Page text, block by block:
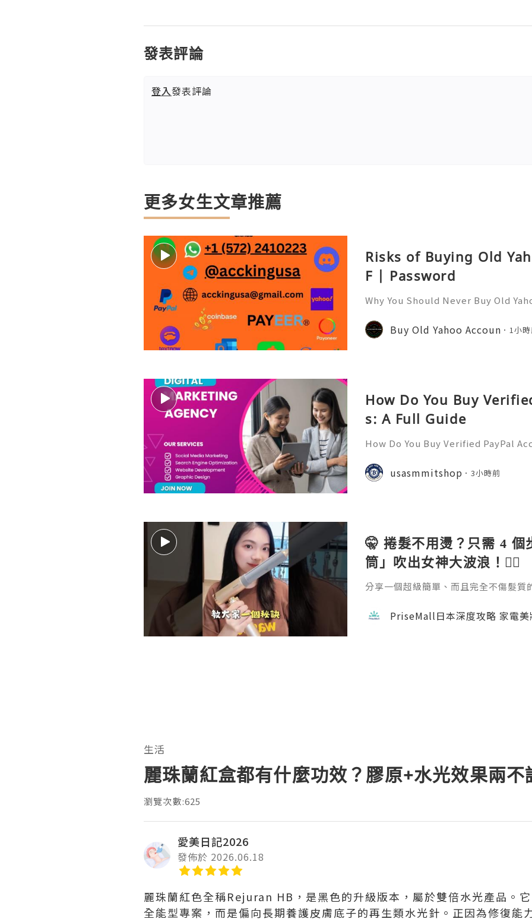
發表評論
登入發表評論
更多女生文章推薦
Risks of Buying Old
F | Password
Why You Should Never Buy Old
onal communication, business
ccount recovery. Because of
Buy Old Yahoo Accoun 1小
How Do You Buy
s: A Full Guide
How Do You Buy Verified PayPal
orms, used by individuals,
usinesses, and organiza
usasmmitshop 3小時前
🤫 捲髮不用燙？只需 4 個
筒」吹出女神大波浪！💇‍♀️
分享一個超級簡單、而且完全不傷髮
成。過程完全不會像電熱捲那樣灼熱
自然。如果你也擔心燙髮傷頭髮，這
PriseMall日本深度攻略 家電
生活
麗珠蘭紅盒都有什麼功效？膠原+水光效果兩不
瀏覽次數:625
愛美日記2026
發佈於 2026.06.18
麗珠蘭紅色全稱Rejuran HB，是黑色的升級版本，屬於雙倍水光產品。
全能型專案，而是偏向長期養護皮膚底子的再生類水光針。正因為修復能